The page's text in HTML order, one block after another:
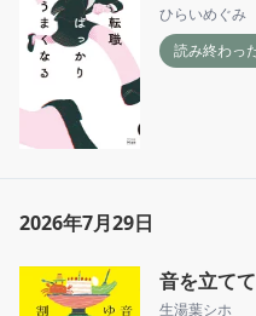
ひらいめぐみ
読み終わっ
2026年7月29日
⾳を⽴て
生湯葉シホ